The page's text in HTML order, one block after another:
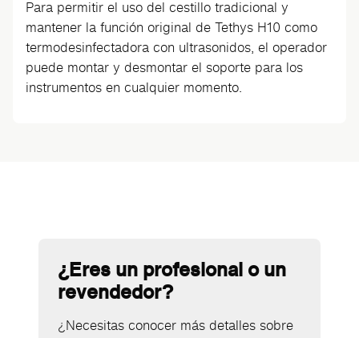
Para permitir el uso del cestillo tradicional y
mantener la función original de Tethys H10 como
termodesinfectadora con ultrasonidos, el operador
puede montar y desmontar el soporte para los
instrumentos en cualquier momento.
¿Eres un profesional o un
revendedor?
¿Necesitas conocer más detalles sobre